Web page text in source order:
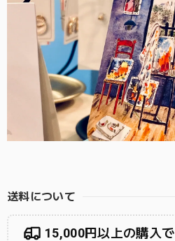
送料について
15,000円以上の購入で